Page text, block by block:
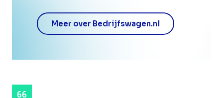
Meer over Bedrijfswagen.nl